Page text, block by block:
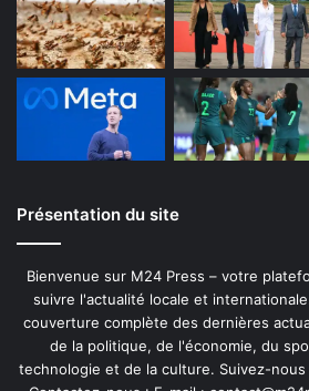
Présentation du site
Bienvenue sur M24 Press – votre
suivre l'actualité locale et
couverture complète des dernières
de la politique, de l'économie, du
technologie et de la culture. Suivez-